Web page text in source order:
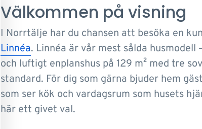
Välkommen på visning
I Norrtälje har du chansen att besöka en
Linnéa. Linnéa är vår mest sålda husmodell
och luftigt enplanshus på 129 m² med tre
standard. För dig som gärna bjuder hem
som ser kök och vardagsrum som husets
här ett givet val.